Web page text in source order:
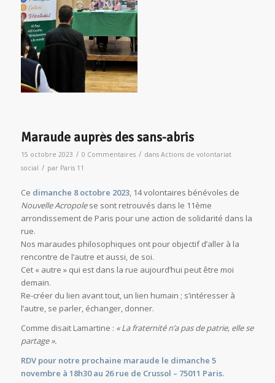
Maraude auprès des sans-abris
15 octobre 2023 / 0 Commentaires / dans Actions de volontariat
social / par Paris 11
Ce dimanche 8 octobre 2023, 14 volontaires bénévoles de
Nouvelle Acropolese sont retrouvés dans le 11ème
arrondissement de Paris pour une action de solidarité dans la
rue.
Nos maraudes philosophiques ont pour objectif d’aller à la
rencontre de l’autre et aussi, de soi.
Cet « autre » qui est dans la rue aujourd’hui peut être moi
demain.
Re-créer du lien avant tout, un lien humain ; s’intéresser à
l’autre, se parler, échanger, donner.
Comme disait Lamartine : « La fraternité n’a pas de patrie, elle se
partage ».
RDV pour notre prochaine maraude le dimanche 5
novembre à 18h30 au 26 rue de Crussol – 75011 Paris.